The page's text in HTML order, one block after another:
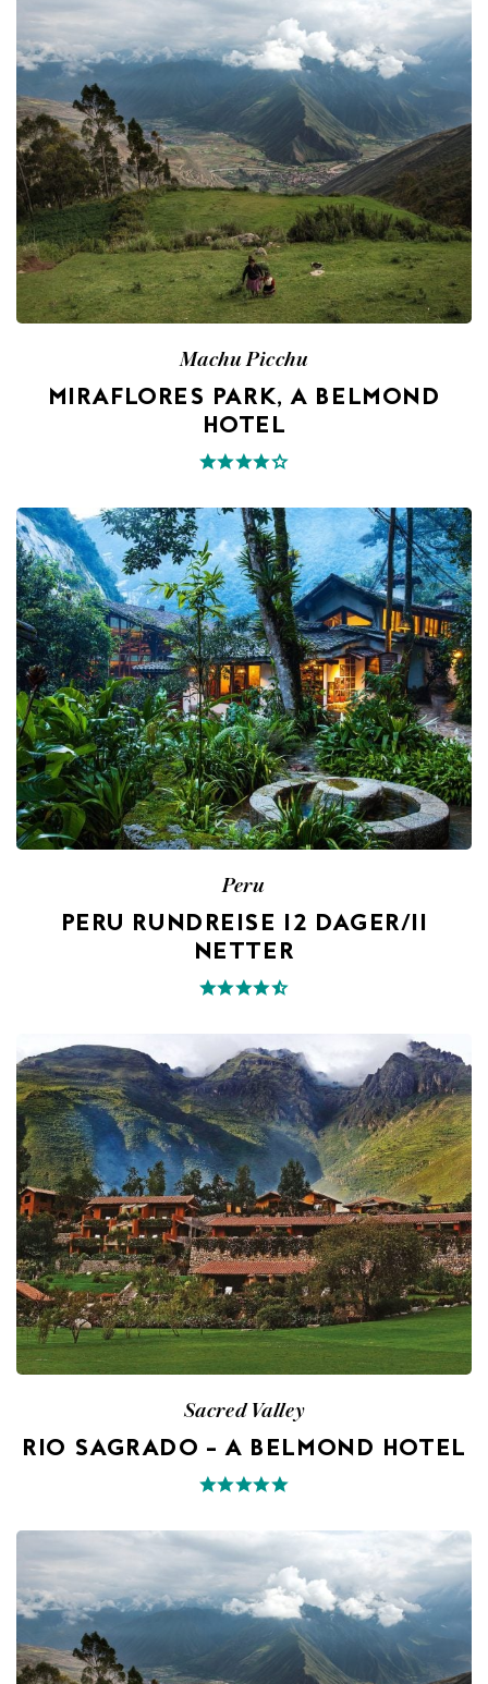
Machu Picchu
MIRAFLORES PARK, A BELMOND
HOTEL
Peru
PERU RUNDREISE 12 DAGER/11
NETTER
Sacred Valley
RIO SAGRADO – A BELMOND HOTEL